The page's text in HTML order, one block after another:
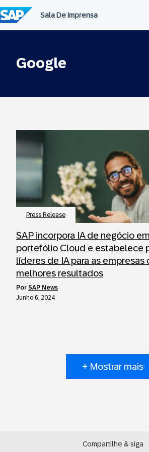
para
o
conteúdo
Google
Press Release
SAP incorpora IA de negócio
portefólio Cloud e estabelece
líderes de IA para as empresas
melhores resultados
por SAP News
Junho 6, 2024
+ Mostrar mais
Compartilhe & siga